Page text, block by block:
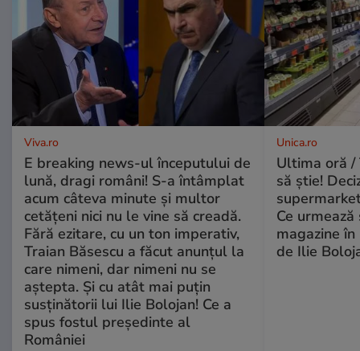
Viva.ro
E breaking news-ul începutului de
lună, dragi români! S-a întâmplat
acum câteva minute și multor
cetățeni nici nu le vine să creadă.
Fără ezitare, cu un ton imperativ,
Traian Băsescu a făcut anunțul la
care nimeni, dar nimeni nu se
aștepta. Și cu atât mai puțin
susținătorii lui Ilie Bolojan! Ce a
spus fostul președinte al
României
Unica.ro
Ultima oră /
să știe!
Ce
magazine
de Ilie